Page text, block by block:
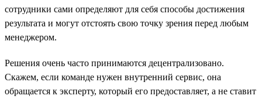
сотрудники сами определяют для себя способы достижения
результата и могут отстоять свою точку зрения перед любым
менеджером.
Решения очень часто принимаются децентрализовано.
Скажем, если команде нужен внутренний сервис, она
обращается к эксперту, который его предоставляет, а не ставит